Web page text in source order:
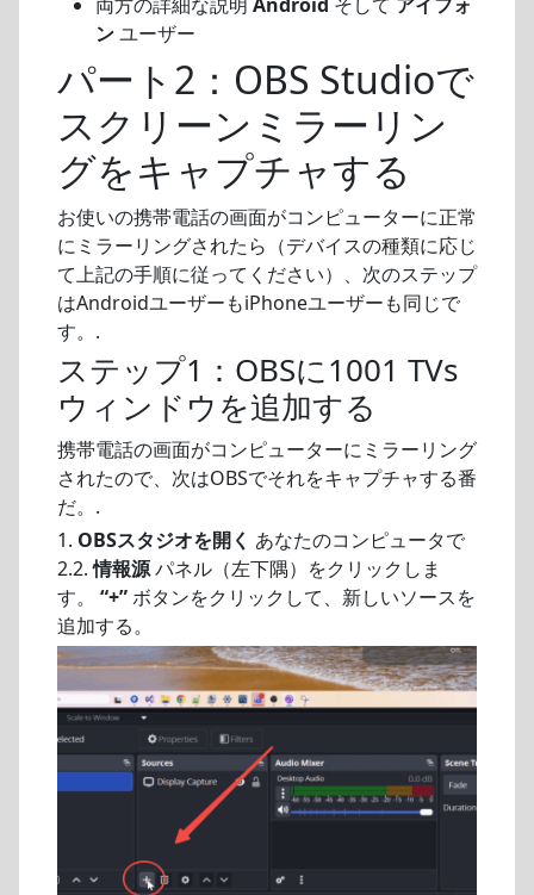
ンユーザー
パート2：OBS Studioで
スクリーンミラーリン
グをキャプチャする
お使いの携帯電話の画面がコンピューターに正常
にミラーリングされたら（デバイスの種類に応じ
て上記の手順に従ってください）、次のステップ
はAndroidユーザーもiPhoneユーザーも同じで
す。.
ステップ1：OBSに1001 TVs
ウィンドウを追加する
携帯電話の画面がコンピューターにミラーリング
されたので、次はOBSでそれをキャプチャする番
だ。.
1. OBSスタジオを開く あなたのコンピュータで
2.2.情報源パネル（左下隅）をクリックしま
す。 “+”ボタンをクリックして、新しいソースを
追加する。